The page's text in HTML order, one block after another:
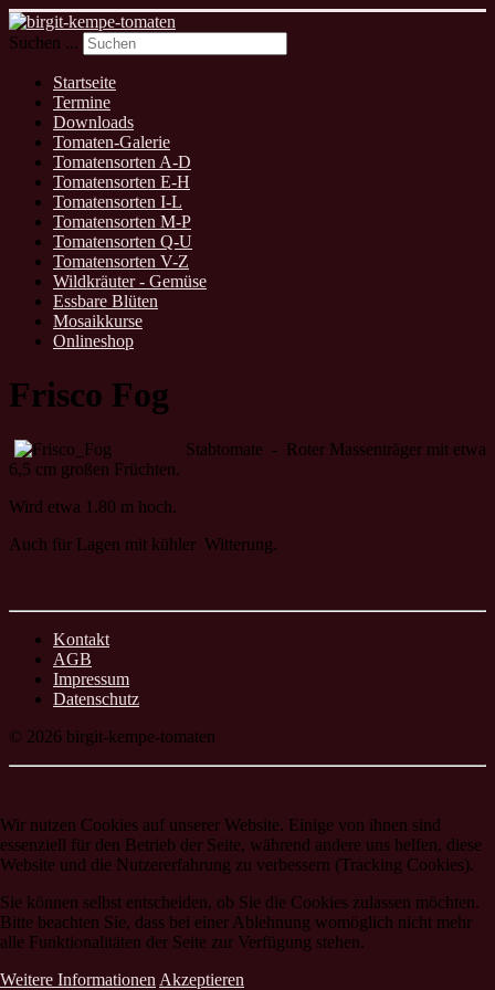
Suchen ...
Startseite
Termine
Downloads
Tomaten-Galerie
Tomatensorten A-D
Tomatensorten E-H
Tomatensorten I-L
Tomatensorten M-P
Tomatensorten Q-U
Tomatensorten V-Z
Wildkräuter - Gemüse
Essbare Blüten
Mosaikkurse
Onlineshop
Frisco Fog
Stabtomate - Roter Massenträger mit etwa
6,5 cm großen Früchten.
Wird etwa 1.80 m hoch.
Auch für Lagen mit kühler Witterung.
Kontakt
AGB
Impressum
Datenschutz
© 2026 birgit-kempe-tomaten
Wir nutzen Cookies auf unserer Website. Einige von ihnen sind
essenziell für den Betrieb der Seite, während andere uns helfen, diese
Website und die Nutzererfahrung zu verbessern (Tracking Cookies).
Sie können selbst entscheiden, ob Sie die Cookies zulassen möchten.
Bitte beachten Sie, dass bei einer Ablehnung womöglich nicht mehr
alle Funktionalitäten der Seite zur Verfügung stehen.
Weitere Informationen Akzeptieren